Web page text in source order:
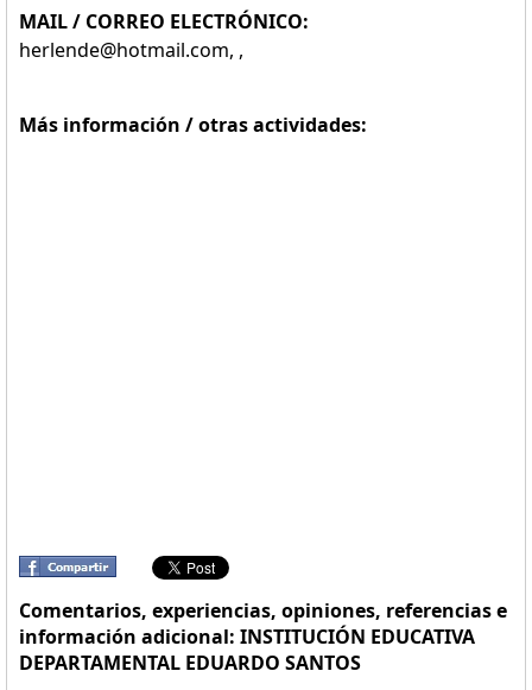
MAIL / CORREO ELECTRÓNICO:
herlende@hotmail.com, ,
Más información / otras actividades:
Comentarios, experiencias, opiniones, referencias e
información adicional: INSTITUCIÓN EDUCATIVA
DEPARTAMENTAL EDUARDO SANTOS